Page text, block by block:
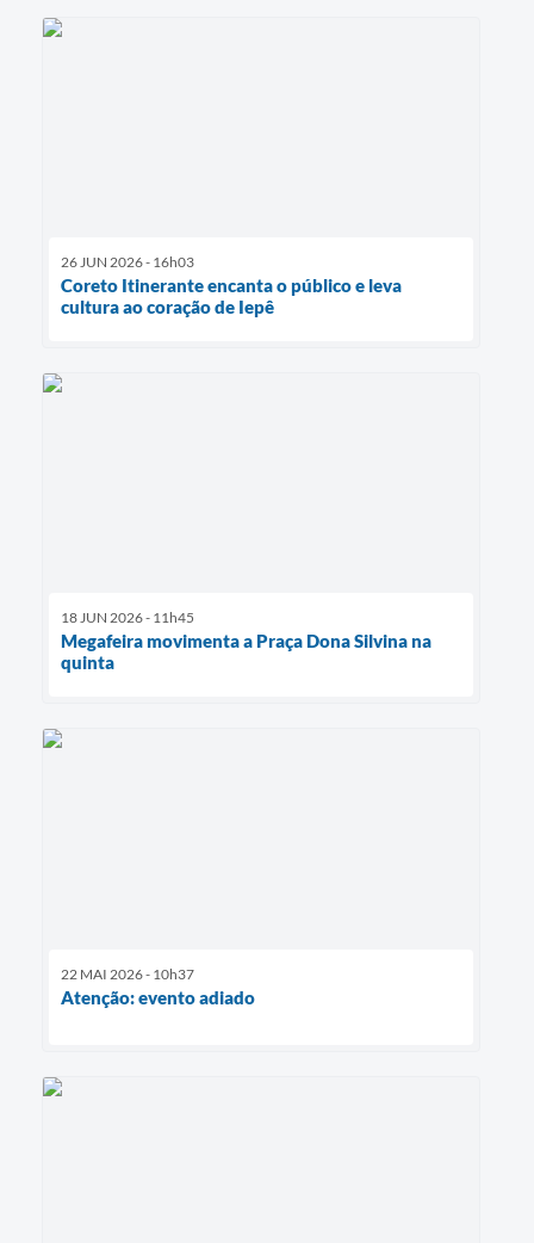
26 JUN 2026 - 16h03
Coreto Itinerante encanta o público e leva
cultura ao coração de Iepê
18 JUN 2026 - 11h45
Megafeira movimenta a Praça Dona Silvina na
quinta
22 MAI 2026 - 10h37
Atenção: evento adiado